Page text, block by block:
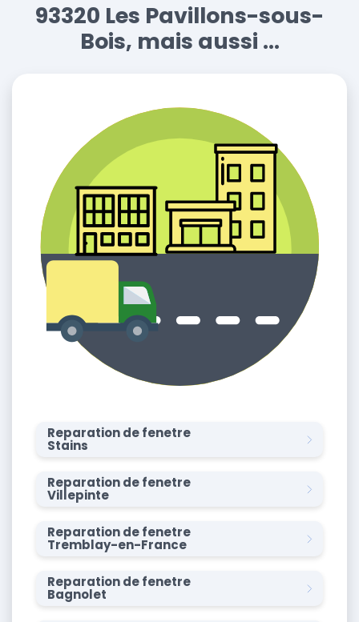
93320 Les Pavillons-sous-
Bois, mais aussi ...
Reparation de fenetre
Stains
Reparation de fenetre
Villepinte
Reparation de fenetre
Tremblay-en-France
Reparation de fenetre
Bagnolet